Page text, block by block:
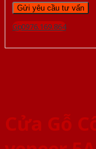
Gọi 0976.169.864
Cửa Gỗ